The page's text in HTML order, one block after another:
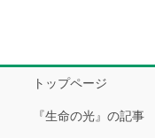
トップページ
『生命の光』の記事